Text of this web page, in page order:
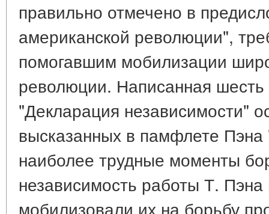
правильно отмечено в
американской революции",
помогавшим мобилизации
революции. Написанная шесть
"Декларация независимости"
высказанных в памфлете
наиболее трудные моменты
независимость работы Т.
мобилизовали их на борьбу